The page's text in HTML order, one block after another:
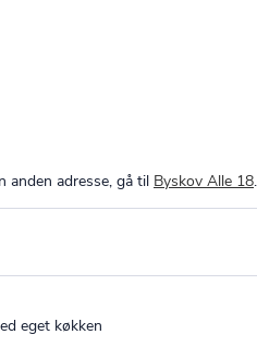
anden adresse, gå til Byskov Alle 18.
eget køkken